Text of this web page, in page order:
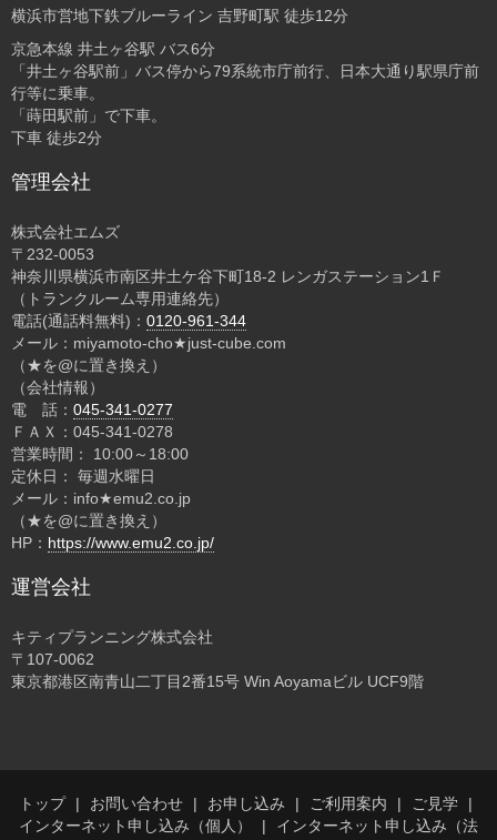
横浜市営地下鉄ブルーライン 吉野町駅 徒歩12分
京急本線 井土ヶ谷駅 バス6分
「井土ヶ谷駅前」バス停から79系統市庁前行、日本大通り駅県庁前
行等に乗車。
「蒔田駅前」で下車。
下車 徒歩2分
管理会社
株式会社エムズ
〒232-0053
神奈川県横浜市南区井土ケ谷下町18-2 レンガステーション1Ｆ
（トランクルーム専用連絡先）
電話(通話料無料)： 0120-961-344
メール：miyamoto-cho★just-cube.com
（★を@に置き換え）
（会社情報）
電 話： 045-341-0277
ＦＡＸ：045-341-0278
営業時間： 10:00～18:00
定休日： 毎週水曜日
メール：info★emu2.co.jp
（★を@に置き換え）
HP： https://www.emu2.co.jp/
運営会社
キティプランニング株式会社
〒107-0062
東京都港区南青山二丁目2番15号 Win Aoyamaビル UCF9階
トップ お問い合わせ お申し込み ご利用案内
ご見学
インターネット申し込み（個人）
インターネット申し込み（法